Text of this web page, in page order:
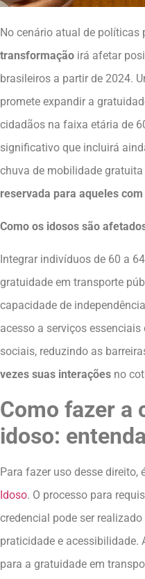
No cenário atual de políticas
transformação irá afetar
brasileiros a partir de 2024.
promete expandir a
cidadãos na faixa etária de
significativo que incluirá
chuva de mobilidade gratuita
reservada para aqueles
Como os idosos são
Integrar indivíduos de 60 a
gratuidade em transporte
capacidade de
acesso a serviços
sociais, reduzindo as
vezes suas interações no
Como fazer a
idoso:
Para fazer uso desse direito,
Idoso. O processo para
credencial pode ser
praticidade e acessibilidade.
para a gratuidade em